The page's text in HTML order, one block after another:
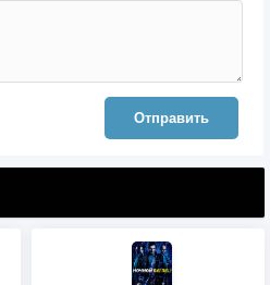
Отправить